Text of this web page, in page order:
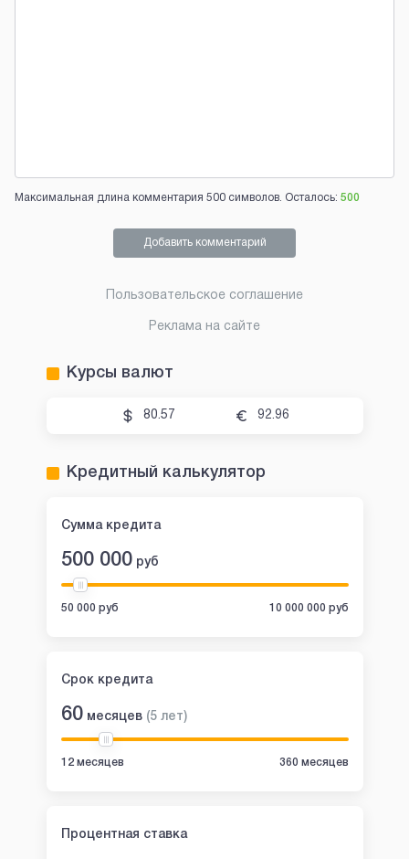
Максимальная длина комментария 500 символов. Осталось: 500
Добавить комментарий
Пользовательское соглашение
Реклама на сайте
Курсы валют
80.57 92.96
Кредитный калькулятор
Сумма кредита
500 000 руб
50 000 руб 10 000 000 руб
Срок кредита
60 месяцев (5 лет)
12 месяцев 360 месяцев
Процентная ставка